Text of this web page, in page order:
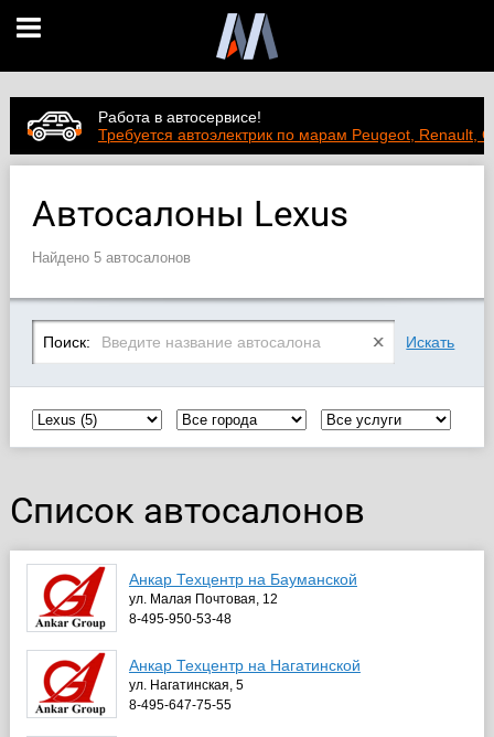
Работа в автосервисе!
Требуется автоэлектрик по марам Peugeot, Renault,
Автосалоны Lexus
Найдено 5 автосалонов
Поиск: Искать
Список автосалонов
Анкар Техцентр на Бауманской
ул. Малая Почтовая, 12
8-495-950-53-48
Анкар Техцентр на Нагатинской
ул. Нагатинская, 5
8-495-647-75-55